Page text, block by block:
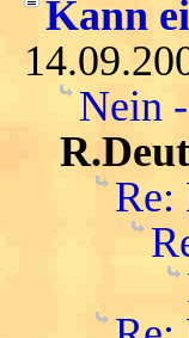
Kann
Nein
Re: